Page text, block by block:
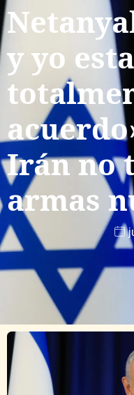
y yo
Irán no
armas